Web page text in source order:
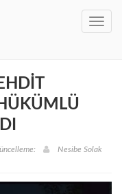
Nesibe Solak